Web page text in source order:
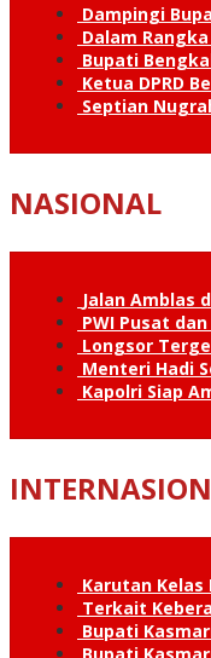
Dampingi
Dalam
Bupati
Ketua DPRD
Septian
NASIONAL
Jalan Amblas
PWI Pusat
Longsor
Menteri Hadi
Kapolri Siap
Karutan Kelas
Terkait
Bupati